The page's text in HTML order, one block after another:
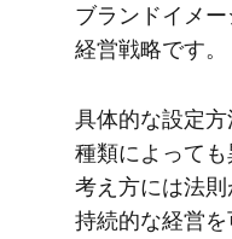
ブランドイメ
経営戦略です。
具体的な​設定
種類に​よって
考え方には​法則
持続的な​経営